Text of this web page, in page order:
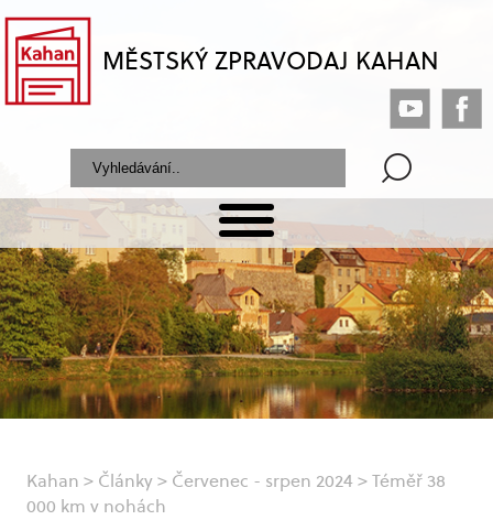
MĚSTSKÝ ZPRAVODAJ KAHAN
Kahan > Články> Červenec - srpen 2024 >Téměř 38
000 km v nohách